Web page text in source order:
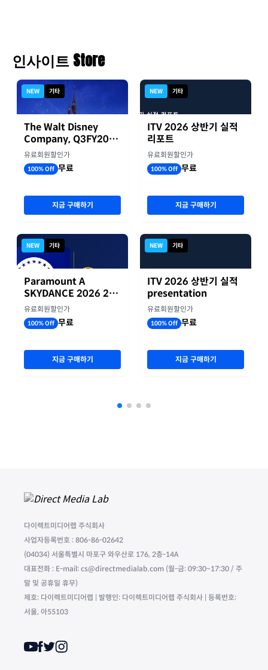
인사이트 Store
NEW 기타
The Walt Disney
Company, Q3FY2026
실적자료
유료회원할인가
100% Off 무료
지금 구매하기
NEW 기타
Paramount A
SKYDANCE 2026 2분
기 실적
유료회원할인가
100% Off 무료
지금 구매하기
NEW 기타
ITV 2026 상반기 실적
리포트
유료회원할인가
100% Off 무료
지금 구매하기
NEW 기타
ITV 2026 상반기 실적
presentation
유료회원할인가
100% Off 무료
지금 구매하기
다이렉트미디어랩 주식회사
사업자등록번호 : 806-86-02642
(04034) 서울특별시 마포구 와우산로 176, 2층-14A
대표전화 : E-mail: cs@directmedialab.com (월-금: 09:30~17:30 / 주
말 및 공휴일 휴무)
제호: 다이렉트미디어랩 | 발행인: 다이렉트미디어랩 주식회사 | 등록번호:
서울, 아55103